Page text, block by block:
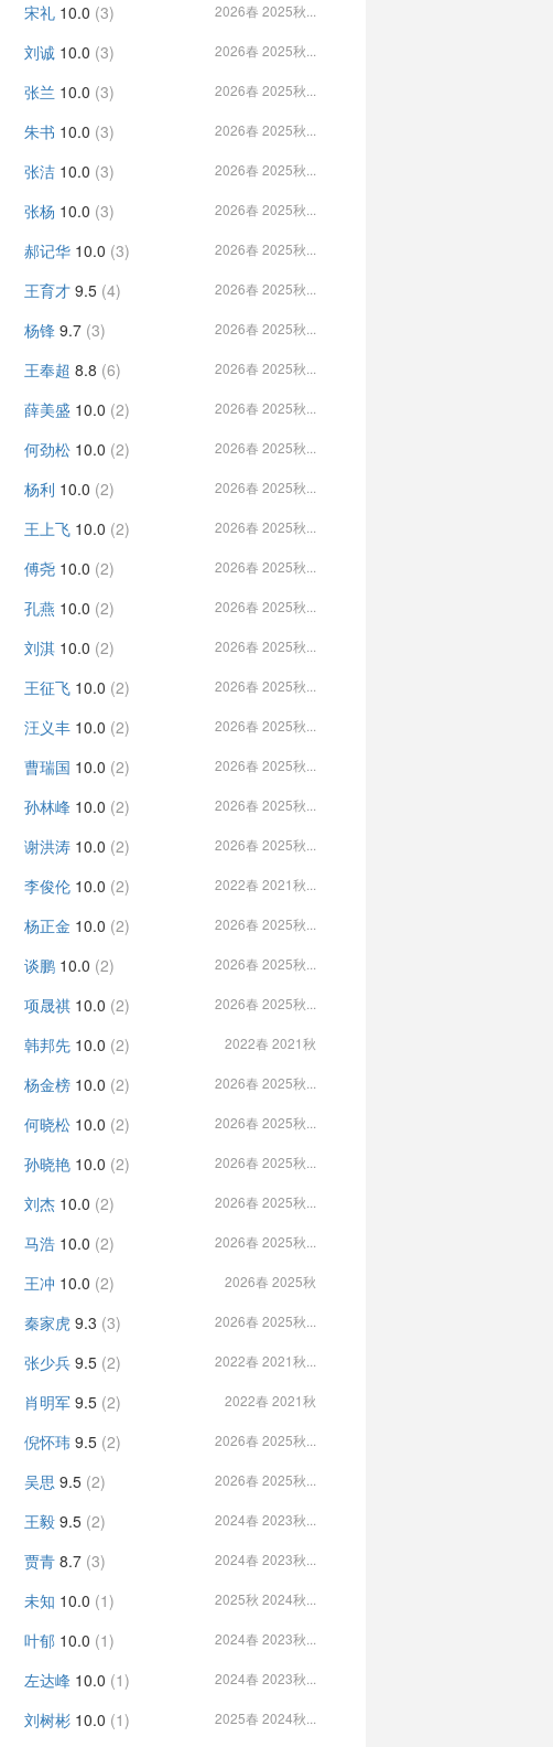
宋礼 10.0 (3) 2026春 2025秋...
刘诚 10.0 (3) 2026春 2025秋...
张兰 10.0 (3) 2026春 2025秋...
朱书 10.0 (3) 2026春 2025秋...
张洁 10.0 (3) 2026春 2025秋...
张杨 10.0 (3) 2026春 2025秋...
郝记华 10.0 (3) 2026春 2025秋...
王育才 9.5 (4) 2026春 2025秋...
杨锋 9.7 (3) 2026春 2025秋...
王奉超 8.8 (6) 2026春 2025秋...
薛美盛 10.0 (2) 2026春 2025秋...
何劲松 10.0 (2) 2026春 2025秋...
杨利 10.0 (2) 2026春 2025秋...
王上飞 10.0 (2) 2026春 2025秋...
傅尧 10.0 (2) 2026春 2025秋...
孔燕 10.0 (2) 2026春 2025秋...
刘淇 10.0 (2) 2026春 2025秋...
王征飞 10.0 (2) 2026春 2025秋...
汪义丰 10.0 (2) 2026春 2025秋...
曹瑞国 10.0 (2) 2026春 2025秋...
孙林峰 10.0 (2) 2026春 2025秋...
谢洪涛 10.0 (2) 2026春 2025秋...
李俊伦 10.0 (2) 2022春 2021秋...
杨正金 10.0 (2) 2026春 2025秋...
谈鹏 10.0 (2) 2026春 2025秋...
项晟祺 10.0 (2) 2026春 2025秋...
韩邦先 10.0 (2) 2022春 2021秋
杨金榜 10.0 (2) 2026春 2025秋...
何晓松 10.0 (2) 2026春 2025秋...
孙晓艳 10.0 (2) 2026春 2025秋...
刘杰 10.0 (2) 2026春 2025秋...
马浩 10.0 (2) 2026春 2025秋...
王冲 10.0 (2) 2026春 2025秋
秦家虎 9.3 (3) 2026春 2025秋...
张少兵 9.5 (2) 2022春 2021秋...
肖明军 9.5 (2) 2022春 2021秋
倪怀玮 9.5 (2) 2026春 2025秋...
吴思 9.5 (2) 2026春 2025秋...
王毅 9.5 (2) 2024春 2023秋...
贾青 8.7 (3) 2024春 2023秋...
未知 10.0 (1) 2025秋 2024秋...
叶郁 10.0 (1) 2024春 2023秋...
左达峰 10.0 (1) 2024春 2023秋...
刘树彬 10.0 (1) 2025春 2024秋...